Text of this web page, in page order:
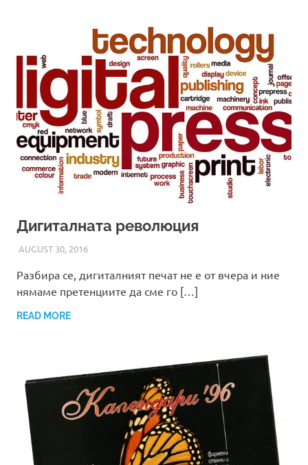
Дигиталната революция
AUGUST 30, 2016ADMIN
Разбира се, дигиталният печат не е от вчера и ние
нямаме претенциите да сме го […]
READ MORE